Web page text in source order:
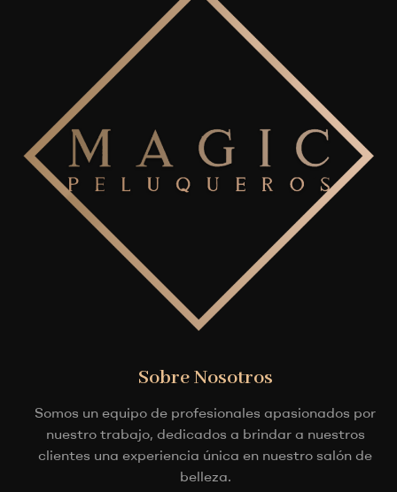
Sobre Nosotros
Somos un equipo de profesionales apasionados por
nuestro trabajo, dedicados a brindar a nuestros
clientes una experiencia única en nuestro salón de
belleza.